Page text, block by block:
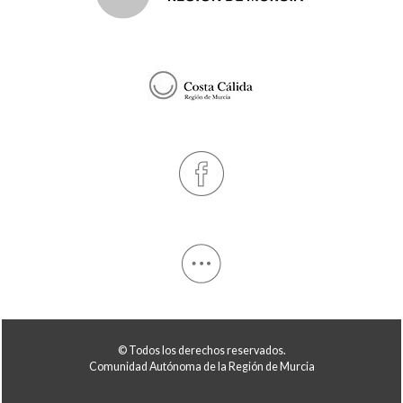
© Todos los derechos reservados.
Comunidad Autónoma de la Región de Murcia